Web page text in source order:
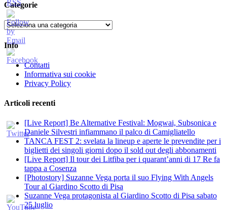
Categorie
Categorie
Info
Contatti
Informativa sui cookie
Privacy Policy
Articoli recenti
[Live Report] Be Alternative Festival: Mogwai, Subsonica e
Daniele Silvestri infiammano il palco di Camigliatello
TANCA FEST 2: svelata la lineup e aperte le prevendite per i
biglietti dei singoli giorni dopo il sold out degli abbonamenti
[Live Report] Il tour dei Litfiba per i quarant’anni di 17 Re fa
tappa a Cosenza
[Photostory] Suzanne Vega porta il suo Flying With Angels
Tour al Giardino Scotto di Pisa
Suzanne Vega protagonista al Giardino Scotto di Pisa sabato
25 luglio